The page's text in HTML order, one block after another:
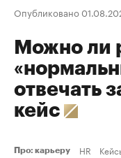
Опубликовано
Можно ли
отвечать
кейс
Про: карьеру HR